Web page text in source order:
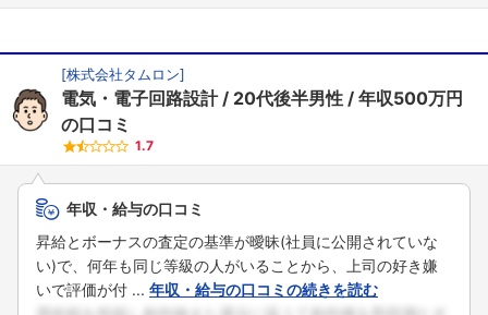
[株式会社タムロン]
電気・電子回路設計 20代後半男性
年収500万円
の口コミ
1.7
年収・給与の口コミ
昇給とボーナスの査定の基準が曖昧(社員に公開されていな
い)で、何年も同じ等級の人がいることから、上司の好き嫌
いで評価が付 ... 年収・給与の口コミの続きを読む